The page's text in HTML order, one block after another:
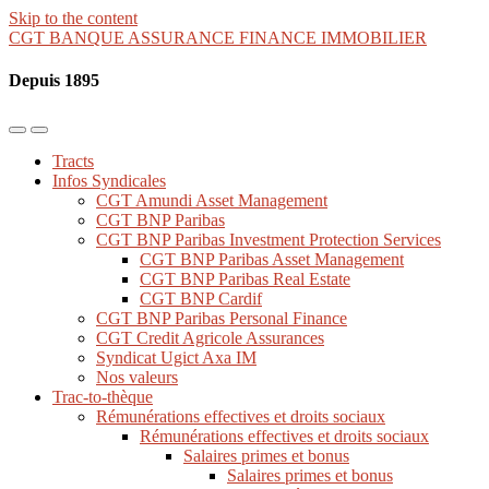
Skip to the content
CGT BANQUE ASSURANCE FINANCE IMMOBILIER
Depuis 1895
Toggle
mobile
menu
Toggle
the
search
field
Tracts
Infos Syndicales
CGT Amundi Asset Management
CGT BNP Paribas
CGT BNP Paribas Investment Protection Services
CGT BNP Paribas Asset Management
CGT BNP Paribas Real Estate
CGT BNP Cardif
CGT BNP Paribas Personal Finance
CGT Credit Agricole Assurances
Syndicat Ugict Axa IM
Nos valeurs
Trac-to-thèque
Rémunérations effectives et droits sociaux
Rémunérations effectives et droits sociaux
Salaires primes et bonus
Salaires primes et bonus